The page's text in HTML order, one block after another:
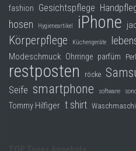
fashion Gesichtspflege
hosen Hygieneartikel iPhone
Körperpflege Küchengeräte
Modeschmuck Ohrringe parfüm
restposten röcke
Seife smartphone software
Tommy Hilfiger t shirt